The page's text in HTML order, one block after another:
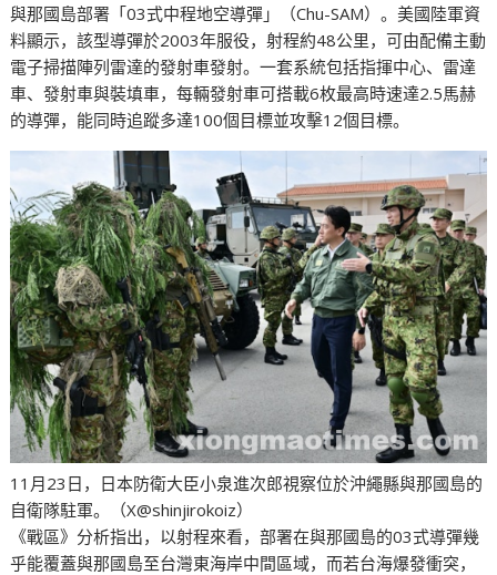
與那國島部署「03式中程地空導彈」（Chu-SAM）。美國陸軍資
料顯示，該型導彈於2003年服役，射程約48公里，可由配備主動
電子掃描陣列雷達的發射車發射。一套系統包括指揮中心、雷達
車、發射車與裝填車，每輛發射車可搭載6枚最高時速達2.5馬赫
的導彈，能同時追蹤多達100個目標並攻擊12個目標。
11月23日，日本防衛大臣小泉進次郎視察位於沖繩縣與那國島的
自衛隊駐軍。（X@shinjirokoiz）
《戰區》分析指出，以射程來看，部署在與那國島的03式導彈幾
乎能覆蓋與那國島至台灣東海岸中間區域，而若台海爆發衝突，